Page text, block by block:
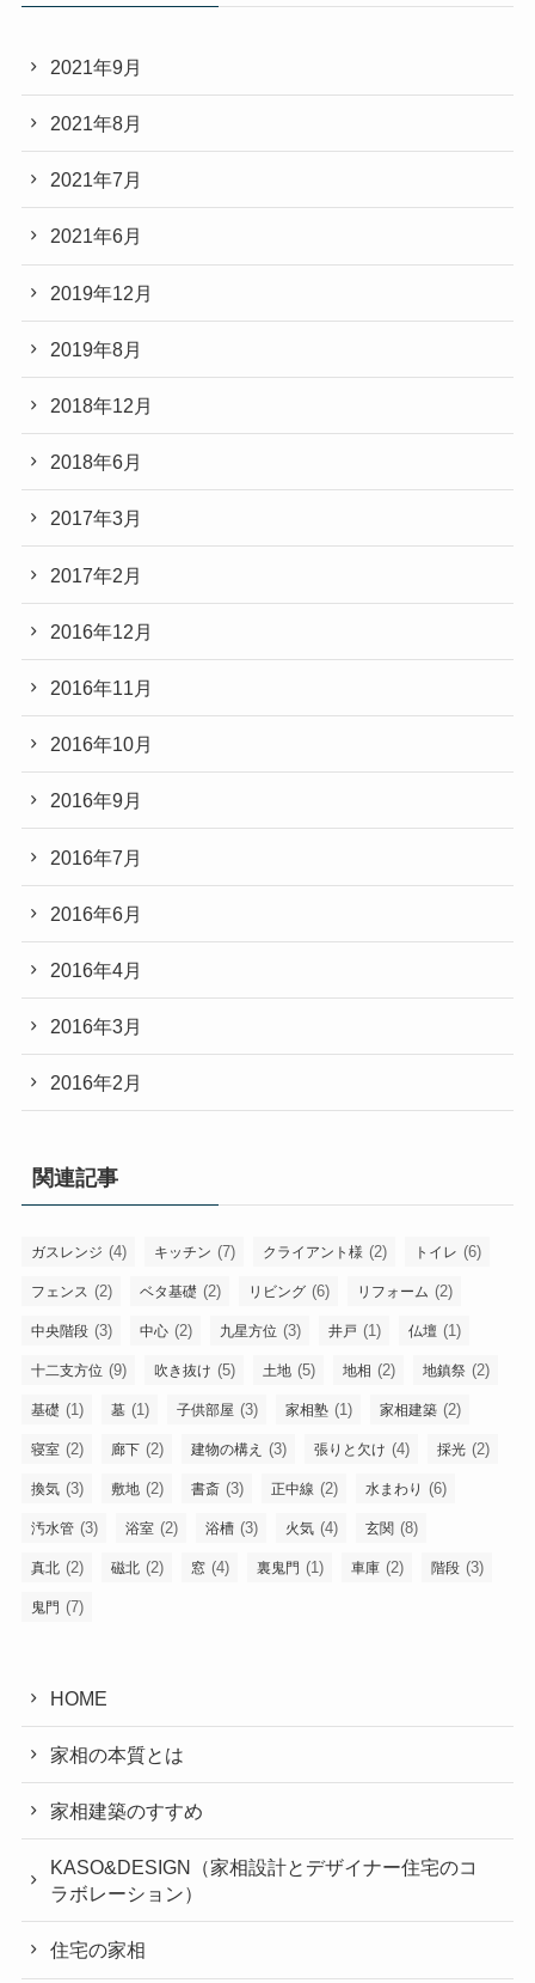
2021年9月
2021年8月
2021年7月
2021年6月
2019年12月
2019年8月
2018年12月
2018年6月
2017年3月
2017年2月
2016年12月
2016年11月
2016年10月
2016年9月
2016年7月
2016年6月
2016年4月
2016年3月
2016年2月
関連記事
ガスレンジ (4) キッチン (7) クライアント様 (2) トイレ (6)
フェンス (2) ベタ基礎 (2) リビング (6) リフォーム (2)
中央階段 (3) 中心 (2) 九星方位 (3) 井戸 (1) 仏壇 (1)
十二支方位 (9) 吹き抜け (5) 土地 (5) 地相 (2) 地鎮祭 (2)
基礎 (1) 墓 (1) 子供部屋 (3) 家相塾 (1) 家相建築 (2)
寝室 (2) 廊下 (2) 建物の構え (3) 張りと欠け (4) 採光 (2)
換気 (3) 敷地 (2) 書斎 (3) 正中線 (2) 水まわり (6)
汚水管 (3) 浴室 (2) 浴槽 (3) 火気 (4) 玄関 (8)
真北 (2) 磁北 (2) 窓 (4) 裏鬼門 (1) 車庫 (2) 階段 (3)
鬼門 (7)
HOME
家相の本質とは
家相建築のすすめ
KASO&DESIGN（家相設計とデザイナー住宅のコ
ラボレーション）
住宅の家相